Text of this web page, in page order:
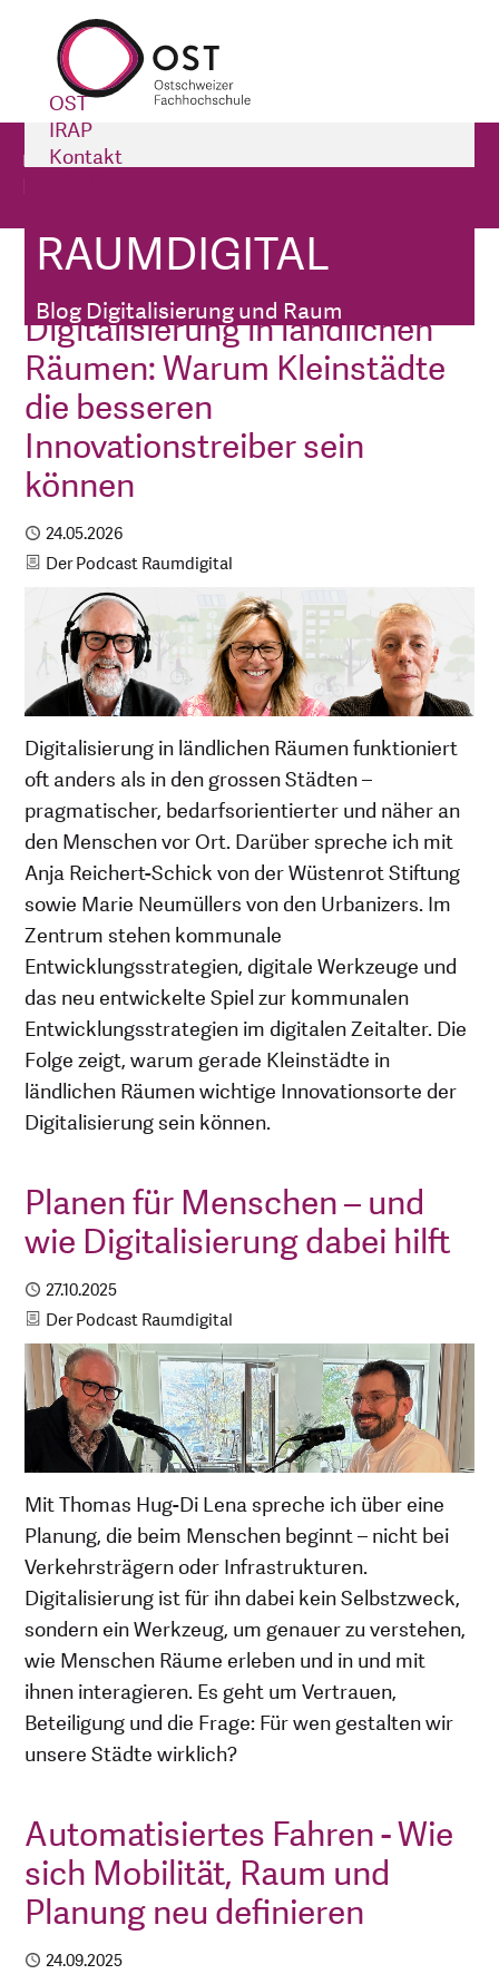
OST
IRAP
Kontakt
RAUMDIGITAL
Blog Digitalisierung und Raum
raumdigital
raumdigital
Digitalisierung in ländlichen
Räumen: Warum Kleinstädte
die besseren
Innovationstreiber sein
können
Publiziert
24.05.2026
Kategorie
Der Podcast Raumdigital
Digitalisierung in ländlichen Räumen funktioniert
oft anders als in den grossen Städten –
pragmatischer, bedarfsorientierter und näher an
den Menschen vor Ort. Darüber spreche ich mit
Anja Reichert-Schick von der Wüstenrot Stiftung
sowie Marie Neumüllers von den Urbanizers. Im
Zentrum stehen kommunale
Entwicklungsstrategien, digitale Werkzeuge und
das neu entwickelte Spiel zur kommunalen
Entwicklungsstrategien im digitalen Zeitalter. Die
Folge zeigt, warum gerade Kleinstädte in
ländlichen Räumen wichtige Innovationsorte der
Digitalisierung sein können.
Planen für Menschen – und
wie Digitalisierung dabei hilft
Publiziert
27.10.2025
Kategorie
Der Podcast Raumdigital
Mit Thomas Hug-Di Lena spreche ich über eine
Planung, die beim Menschen beginnt – nicht bei
Verkehrsträgern oder Infrastrukturen.
Digitalisierung ist für ihn dabei kein Selbstzweck,
sondern ein Werkzeug, um genauer zu verstehen,
wie Menschen Räume erleben und in und mit
ihnen interagieren. Es geht um Vertrauen,
Beteiligung und die Frage: Für wen gestalten wir
unsere Städte wirklich?
Automatisiertes Fahren - Wie
sich Mobilität, Raum und
Planung neu definieren
Publiziert
24.09.2025